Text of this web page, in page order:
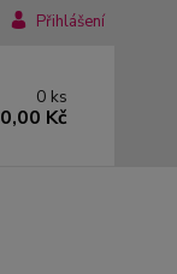
Přihlášení
0 ks
0,00 Kč